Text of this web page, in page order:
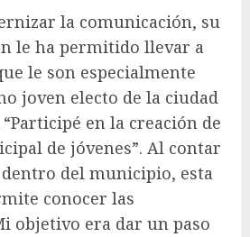
la comunicación, su
le ha permitido llevar a
le son especialmente
joven electo de la ciudad
en la creación de
de jóvenes”. Al contar
del municipio, esta
conocer las
objetivo era dar un paso